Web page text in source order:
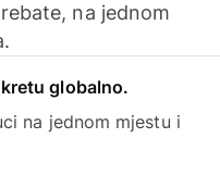
na jednom
globalno.
na jednom mjestu i